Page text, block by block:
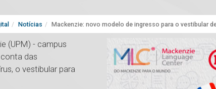
Notícias Mackenzie: novo modelo de ingresso para o vestibular
(UPM) - campus
das
o vestibular para